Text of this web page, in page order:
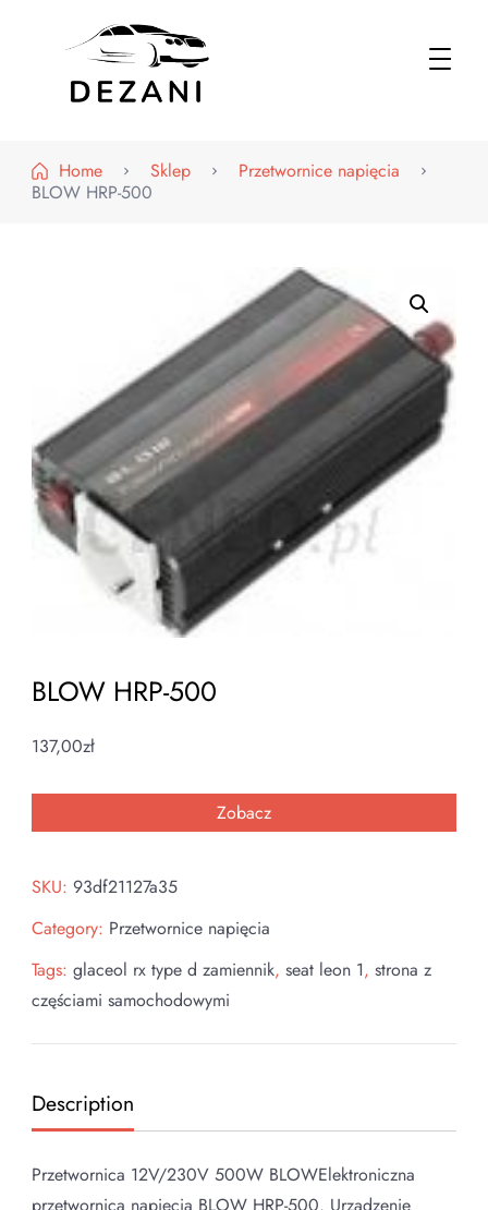
Home
Sklep
Przetwornice napięcia
BLOW HRP-500
BLOW HRP-500
137,00zł
Zobacz
SKU: 93df21127a35
Category: Przetwornice napięcia
Tags: glaceol rx type d zamiennik, seat leon 1, strona z
częściami samochodowymi
Description
Przetwornica 12V/230V 500W BLOWElektroniczna
przetwornica napięcia BLOW HRP-500. Urządzenie